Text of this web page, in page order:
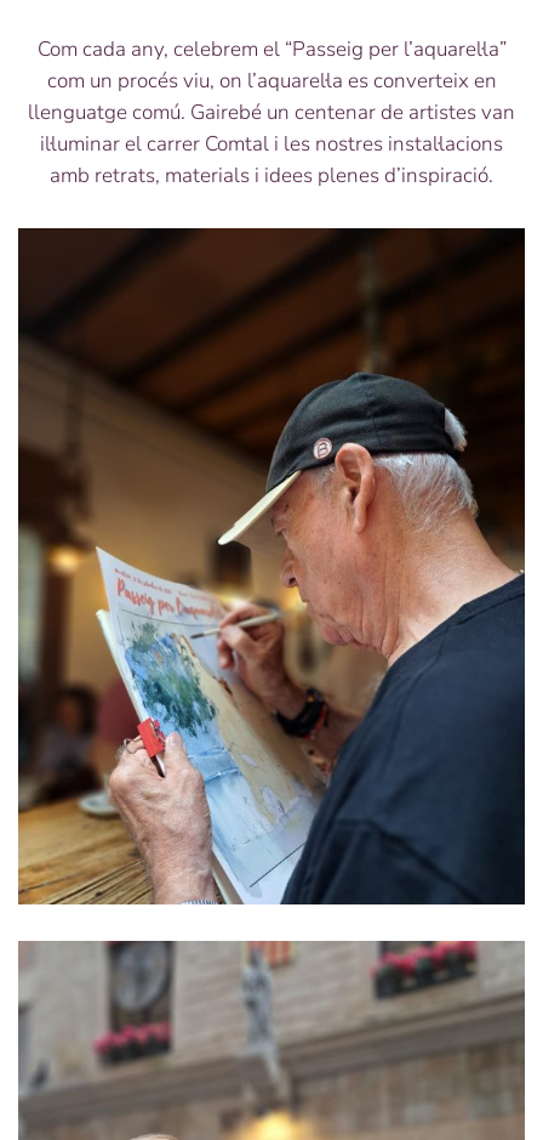
Com cada any, celebrem el “Passeig per l’aquarel·la”
com un procés viu, on l’aquarel·la es converteix en
llenguatge comú. Gairebé un centenar de artistes van
il·luminar el carrer Comtal i les nostres instal·lacions
amb retrats, materials i idees plenes d’inspiració.